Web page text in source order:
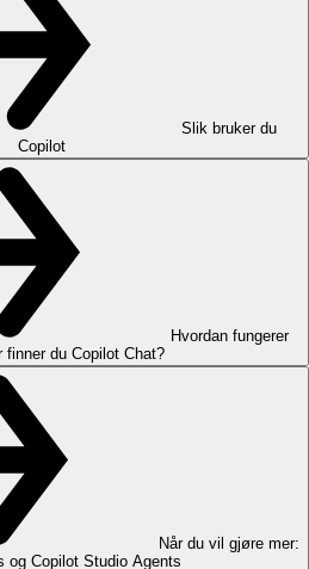
Slik bruker du
Copilot
Hvordan fungerer
finner du Copilot Chat?
Når du vil gjøre mer:
og Copilot Studio Agents